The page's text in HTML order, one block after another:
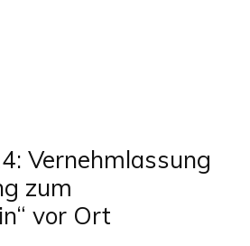
Vernehmlassung
zum
vor Ort